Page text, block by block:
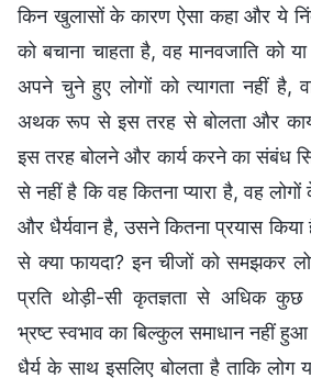
किन खुलासों के कारण ऐसा कहा और ये
को बचाना चाहता है, वह मानवजाति को
अपने चुने हुए लोगों को त्यागता नहीं है,
अथक रूप से इस तरह से बोलता और
इस तरह बोलने और कार्य करने का संबंध
से नहीं है कि वह कितना प्यारा है, वह लोगों
और धैर्यवान है, उसने कितना प्रयास
से क्या फायदा? इन चीजों को समझकर
प्रति थोड़ी-सी कृतज्ञता से अधिक
भ्रष्ट स्वभाव का बिल्कुल समाधान नहीं
धैर्य के साथ इसलिए बोलता है ताकि